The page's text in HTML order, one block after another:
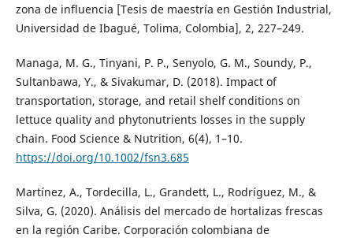
zona de influencia [Tesis de maestría en Gestión Industrial,
Universidad de Ibagué, Tolima, Colombia], 2, 227–249.
Managa, M. G., Tinyani, P. P., Senyolo, G. M., Soundy, P.,
Sultanbawa, Y., & Sivakumar, D. (2018). Impact of
transportation, storage, and retail shelf conditions on
lettuce quality and phytonutrients losses in the supply
chain. Food Science & Nutrition, 6(4), 1–10.
https://doi.org/10.1002/fsn3.685
Martínez, A., Tordecilla, L., Grandett, L., Rodríguez, M., &
Silva, G. (2020). Análisis del mercado de hortalizas frescas
en la región Caribe. Corporación colombiana de